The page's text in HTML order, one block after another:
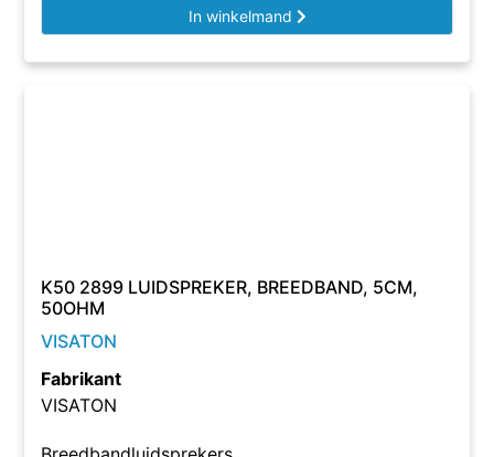
In winkelmand
K50 2899 LUIDSPREKER, BREEDBAND, 5CM,
50OHM
VISATON
Fabrikant
VISATON